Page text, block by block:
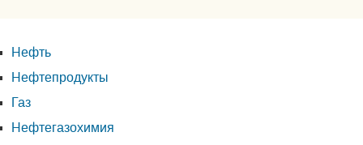
Нефть
Нефтепродукты
Газ
Нефтегазохимия